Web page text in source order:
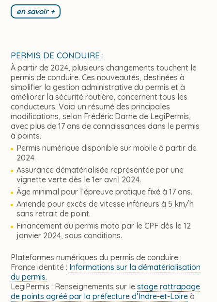
en savoir +
PERMIS DE CONDUIRE :
À partir de 2024, plusieurs changements touchent le
permis de conduire. Ces nouveautés, destinées à
simplifier la gestion administrative du permis et à
améliorer la sécurité routière, concernent tous les
conducteurs. Voici un résumé des principales
modifications, selon Frédéric Darne de LegiPermis,
avec plus de 17 ans de connaissances dans le permis
à points.
Permis numérique disponible sur mobile à partir de
2024.
Assurance dématérialisée représentée par une
vignette verte dès le 1er avril 2024.
Âge minimal pour l’épreuve pratique fixé à 17 ans.
Amende pour excès de vitesse inférieurs à 5 km/h
sans retrait de point.
Financement du permis moto par le CPF dès le 12
janvier 2024, sous conditions.
Plateformes numériques du permis de conduire :
France identité : Informations sur la dématérialisation
du permis.
LegiPermis : Renseignements sur lestage rattrapage
de points agréé par la préfecture d’Indre-et-Loire à